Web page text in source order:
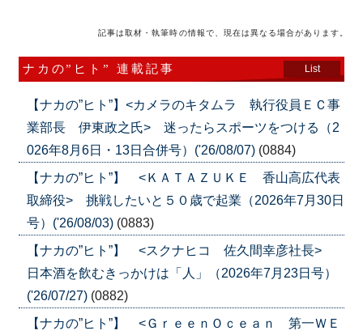
記事は取材・執筆時の情報で、現在は異なる場合があります。
ナカの”ヒト” 連載記事 List
【ナカの”ヒト”】<カメラのキタムラ 執行役員ＥＣ事
業部長 伊東政之氏> 迷ったらスポーツをつける（2
026年8月6日・13日合併号）('26/08/07) (0884)
【ナカの”ヒト”】 <ＫＡＴＡＺＵＫＥ 香山高広代表
取締役> 挑戦したいと５０歳で起業（2026年7月30日
号）('26/08/03) (0883)
【ナカの”ヒト”】 <スクナヒコ 佐久間幸彦社長>
日本酒を飲むきっかけは「人」（2026年7月23日号）
('26/07/27) (0882)
【ナカの”ヒト”】 <ＧｒｅｅｎＯｃｅａｎ 第一ＷＥ